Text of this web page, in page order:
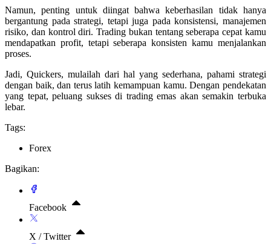
Namun, penting untuk diingat bahwa keberhasilan tidak hanya
bergantung pada strategi, tetapi juga pada konsistensi, manajemen
risiko, dan kontrol diri. Trading bukan tentang seberapa cepat kamu
mendapatkan profit, tetapi seberapa konsisten kamu menjalankan
proses.
Jadi, Quickers, mulailah dari hal yang sederhana, pahami strategi
dengan baik, dan terus latih kemampuan kamu. Dengan pendekatan
yang tepat, peluang sukses di trading emas akan semakin terbuka
lebar.
Tags:
Forex
Bagikan:
Facebook
X / Twitter